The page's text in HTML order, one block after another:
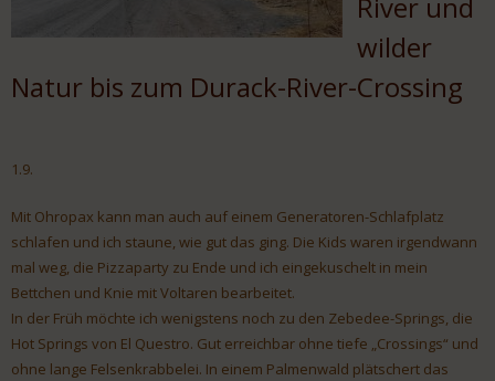
wilder
Natur bis zum Durack-River-Crossing
1.9.
Mit Ohropax kann man auch auf einem Generatoren-Schlafplatz
schlafen und ich staune, wie gut das ging. Die Kids waren irgendwann
mal weg, die Pizzaparty zu Ende und ich eingekuschelt in mein
Bettchen und Knie mit Voltaren bearbeitet.
In der Früh möchte ich wenigstens noch zu den Zebedee-Springs, die
Hot Springs von El Questro. Gut erreichbar ohne tiefe „Crossings“ und
ohne lange Felsenkrabbelei. In einem Palmenwald plätschert das